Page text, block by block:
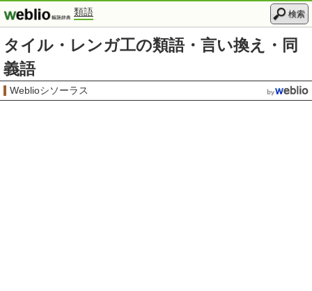
類語 検索
タイル・レンガ工の類語・言い換え・同
義語
Weblioシソーラス